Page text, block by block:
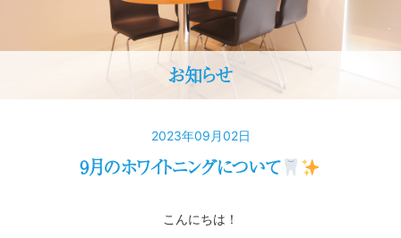
お知らせ
2023年09月02日
9月のホワイトニングについて
こんにちは！